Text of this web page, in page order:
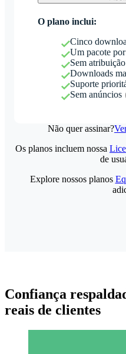
O plano inclui:
Cinco
Um pacote
Sem
Downloads
Suporte
Sem anúncios
Não quer assinar?
Os planos incluem nossa
de
Explore nossos planos
Confiança
reais de clientes